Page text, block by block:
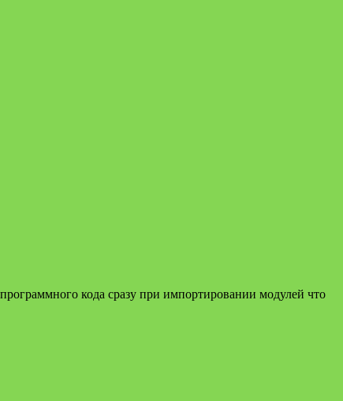
кода сразу при импортировании модулей что